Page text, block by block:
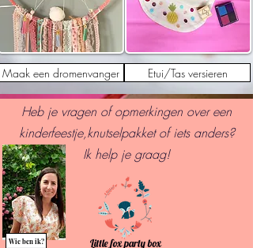
Maak een dromenvanger Etui/Tas versieren
Heb je vragen of opmerkingen over een
kinderfeestje,knutselpakket of iets anders?
Ik help je graag!
Wie ben ik?